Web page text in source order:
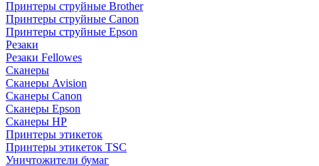
Принтеры струйные Brother
Принтеры струйные Canon
Принтеры струйные Epson
Резаки
Резаки Fellowes
Сканеры
Сканеры Avision
Сканеры Canon
Сканеры Epson
Сканеры HP
Принтеры этикеток
Принтеры этикеток TSC
Уничтожители бумаг